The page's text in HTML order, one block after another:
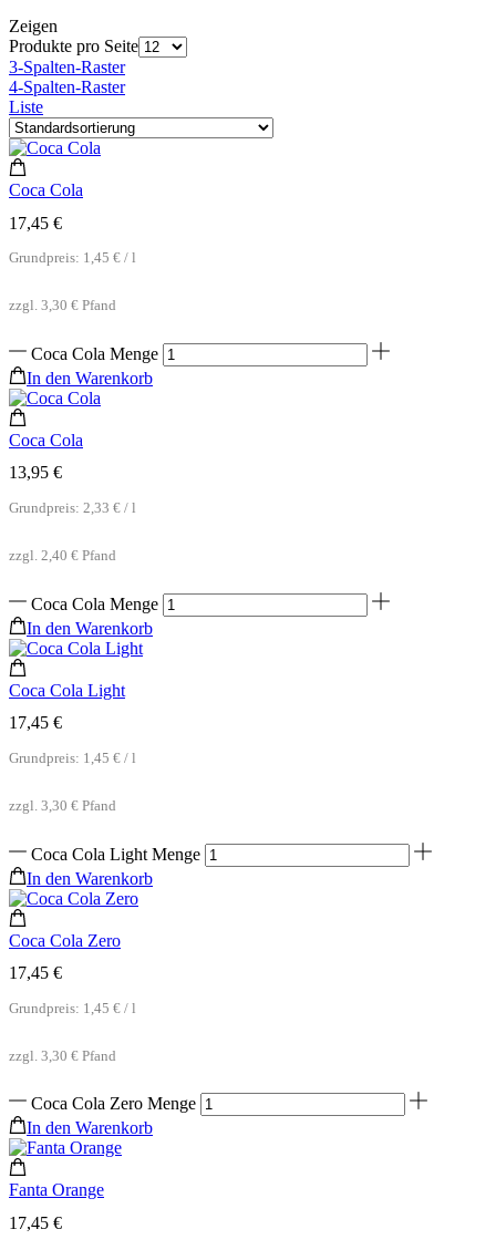
Zeigen
Produkte pro Seite
3-Spalten-Raster
4-Spalten-Raster
Liste
Coca Cola
17,45 €
Grundpreis: 1,45 € / l
zzgl. 3,30 € Pfand
Coca Cola Menge
In den Warenkorb
Coca Cola
13,95 €
Grundpreis: 2,33 € / l
zzgl. 2,40 € Pfand
Coca Cola Menge
In den Warenkorb
Coca Cola Light
17,45 €
Grundpreis: 1,45 € / l
zzgl. 3,30 € Pfand
Coca Cola Light Menge
In den Warenkorb
Coca Cola Zero
17,45 €
Grundpreis: 1,45 € / l
zzgl. 3,30 € Pfand
Coca Cola Zero Menge
In den Warenkorb
Fanta Orange
17,45 €